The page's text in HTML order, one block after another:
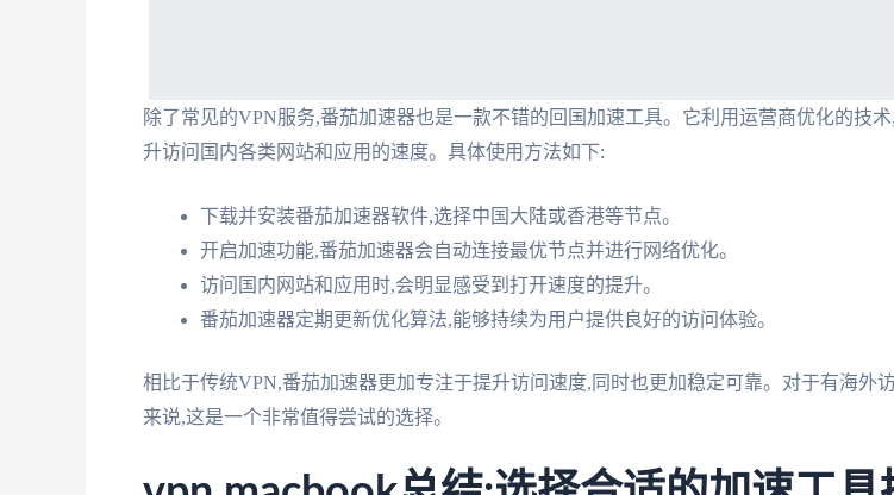
除了常见的VPN服务,番茄加速器也是一款不错的回国加速工具。它利用运营商优化的技
升访问国内各类网站和应用的速度。具体使用方法如下:
下载并安装番茄加速器软件,选择中国大陆或香港等节点。
开启加速功能,番茄加速器会自动连接最优节点并进行网络优化。
访问国内网站和应用时,会明显感受到打开速度的提升。
番茄加速器定期更新优化算法,能够持续为用户提供良好的访问体验。
相比于传统VPN,番茄加速器更加专注于提升访问速度,同时也更加稳定可靠。对于有海外
来说,这是一个非常值得尝试的选择。